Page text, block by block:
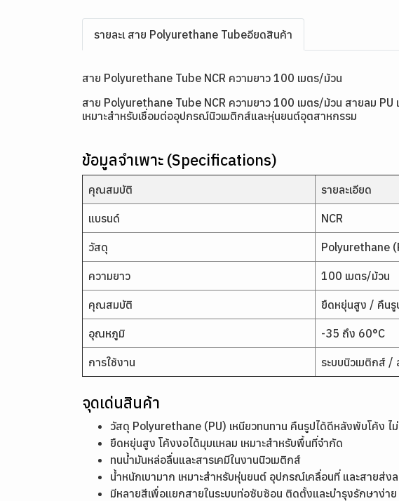
รายละเ สาย Polyurethane Tubeอียดสินค้า
สาย Polyurethane Tube NCR ความยาว 100 เมตร/ม้วน
สาย Polyurethane Tube NCR ความยาว 100 เมตร/ม้วน สายลม
เหมาะสำหรับเชื่อมต่ออุปกรณ์นิวเมติกส์และหุ่นยนต์อุตสาหกรรม
ข้อมูลจำเพาะ (Specifications)
คุณสมบัติ รายละเอียด
แบรนด์ NCR
วัสดุ Polyurethane
ความยาว 100 เมตร/ม้วน
คุณสมบัติ ยืดหยุ่นสูง / คืนรู
อุณหภูมิ -35 ถึง 60°C
การใช้งาน ระบบนิวเมติกส์
จุดเด่นสินค้า
วัสดุ Polyurethane (PU) เหนียวทนทาน คืนรูปได้ดีหลังพับโค้ง ไ
ยืดหยุ่นสูง โค้งงอได้มุมแหลม เหมาะสำหรับพื้นที่จำกัด
ทนน้ำมันหล่อลื่นและสารเคมีในงานนิวเมติกส์
น้ำหนักเบามาก เหมาะสำหรับหุ่นยนต์ อุปกรณ์เคลื่อนที่ และสายส่งล
มีหลายสีเพื่อแยกสายในระบบท่อซับซ้อน ติดตั้งและบำรุงรักษาง่าย